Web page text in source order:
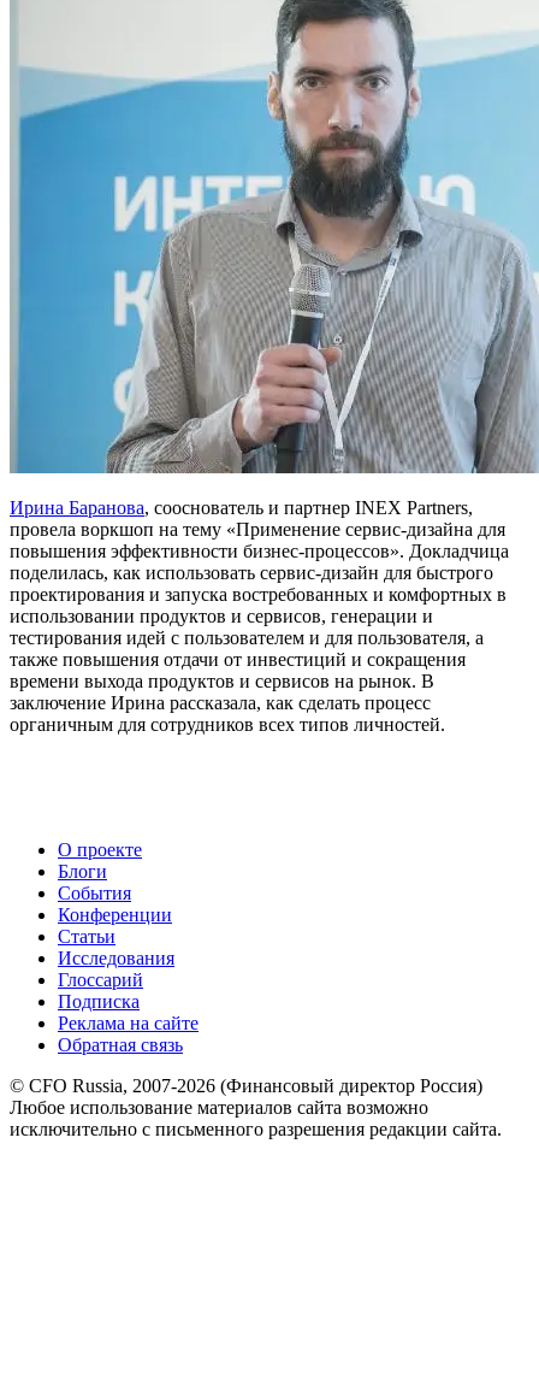
Ирина Баранова, сооснователь и партнер INEX Partners,
провела воркшоп на тему «Применение сервис-дизайна для
повышения эффективности бизнес-процессов». Докладчица
поделилась, как использовать сервис-дизайн для быстрого
проектирования и запуска востребованных и комфортных в
использовании продуктов и сервисов, генерации и
тестирования идей с пользователем и для пользователя, а
также повышения отдачи от инвестиций и сокращения
времени выхода продуктов и сервисов на рынок. В
заключение Ирина рассказала, как сделать процесс
органичным для сотрудников всех типов личностей.
О проекте
Блоги
События
Конференции
Статьи
Исследования
Глоссарий
Подписка
Реклама на сайте
Обратная связь
© CFO Russia, 2007-2026 (Финансовый директор Россия)
Любое использование материалов сайта возможно
исключительно с письменного разрешения редакции сайта.